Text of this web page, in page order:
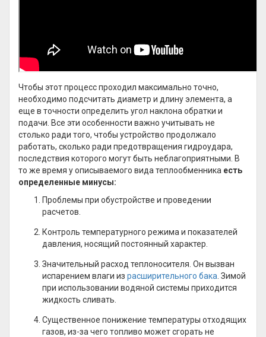
Чтобы этот процесс проходил максимально точно,
необходимо подсчитать диаметр и длину элемента, а
еще в точности определить угол наклона обратки и
подачи. Все эти особенности важно учитывать не
столько ради того, чтобы устройство продолжало
работать, сколько ради предотвращения гидроудара,
последствия которого могут быть неблагоприятными. В
то же время у описываемого вида теплообменника есть
определенные минусы:
Проблемы при обустройстве и проведении
расчетов.
Контроль температурного режима и показателей
давления, носящий постоянный характер.
Значительный расход теплоносителя. Он вызван
испарением влаги из расширительного бака . Зимой
при использовании водяной системы приходится
жидкость сливать.
Существенное понижение температуры отходящих
газов, из-за чего топливо может сгорать не